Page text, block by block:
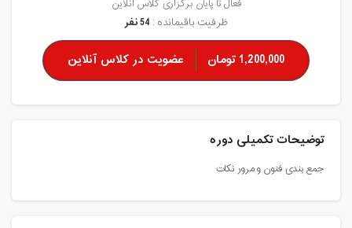
فعال تا پایان برگزاری کلاس آنلاین
ظرفیت باقیمانده : 54 نفر
1,200,000 تومان عضویت در کلاس آنلاین
توضیحات تکمیلی دوره
جمع بندی فنون و مرور نکات